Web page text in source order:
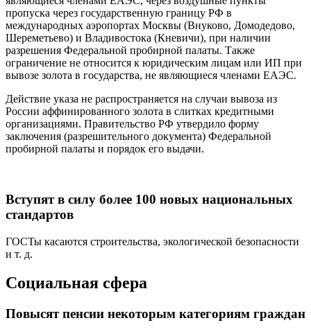
пропуска через государственную границу РФ в
международных аэропортах Москвы (Внуково, Домодедово,
Шереметьево) и Владивостока (Кневичи), при наличии
разрешения Федеральной пробирной палаты. Также
ограничение не относится к юридическим лицам или ИП при
вывозе золота в государства, не являющиеся членами ЕАЭС.
Действие указа не распространяется на случаи вывоза из
России аффинированного золота в слитках кредитными
организациями. Правительство РФ утвердило форму
заключения (разрешительного документа) Федеральной
пробирной палаты и порядок его выдачи.
Вступят в силу более 100 новых национальных
стандартов
ГОСТы касаются строительства, экологической безопасности
и т. д.
Социальная сфера
Повысят пенсии некоторым категориям граждан